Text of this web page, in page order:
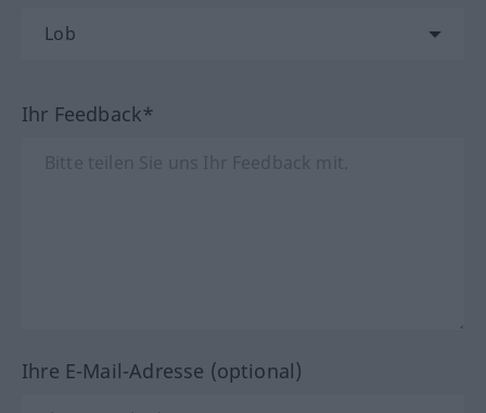
Ihr Feedback*
Ihre E-Mail-Adresse (optional)